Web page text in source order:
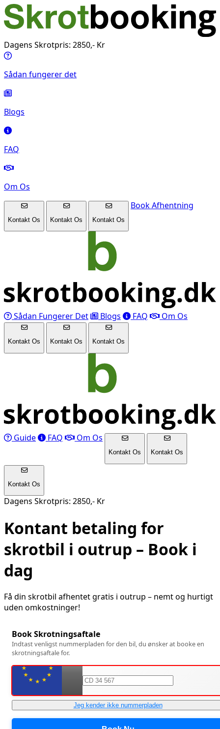
Dagens Skrotpris: 2850,- Kr
Sådan fungerer det
Blogs
FAQ
Om Os
Kontakt Os Kontakt Os Kontakt Os
Book Afhentning
Sådan Fungerer Det Blogs FAQ Om Os
Kontakt Os Kontakt Os Kontakt Os
Guide FAQ Om Os
Kontakt Os Kontakt Os
Kontakt Os
Dagens Skrotpris: 2850,- Kr
Kontant betaling for
skrotbil i outrup – Book i
dag
Få din skrotbil afhentet gratis i outrup – nemt og hurtigt
uden omkostninger!
Book Skrotningsaftale
Indtast venligst nummerpladen for den bil, du ønsker at booke en
skrotningsaftale for.
Jeg kender ikke nummerpladen